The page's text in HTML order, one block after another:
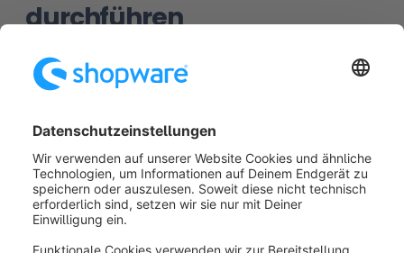
durchführen
Nachdem du alle notwendigen Angaben zu deiner
Verbindung gemacht hast, wirst du zur
Übersicht über die aktuelle Verbindung, kannst
wählen, welche Daten migriert werden, und deine
bisherigen Migrationen verfolgen.